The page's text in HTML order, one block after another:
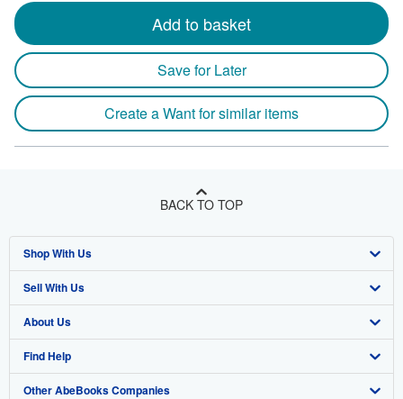
Add to basket
Save for Later
Create a Want for similar items
BACK TO TOP
Shop With Us
Advanced Search
Browse Collections
My Account
My Orders
Sell With Us
Start Selling
Join Our Affiliate Program
Book Buyback
About Us
About AbeBooks
Media
Find Help
Help
Other AbeBooks Companies